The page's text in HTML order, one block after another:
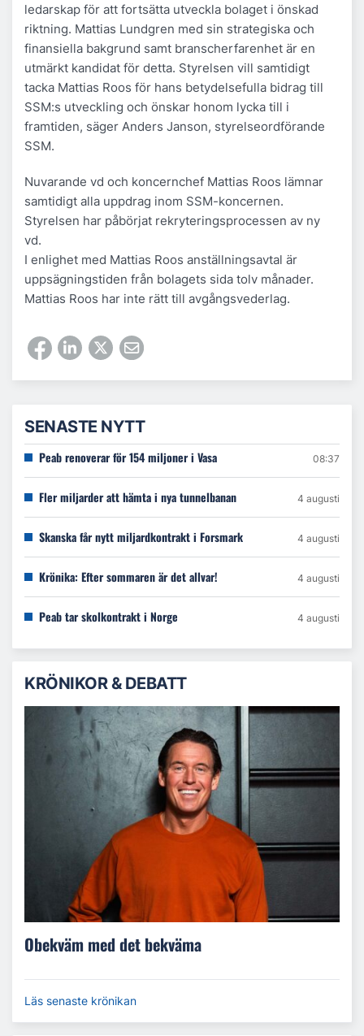
ledarskap för att fortsätta utveckla bolaget i önskad
riktning. Mattias Lundgren med sin strategiska och
finansiella bakgrund samt branscherfarenhet är en
utmärkt kandidat för detta. Styrelsen vill samtidigt
tacka Mattias Roos för hans betydelsefulla bidrag till
SSM:s utveckling och önskar honom lycka till i
framtiden, säger Anders Janson, styrelseordförande
SSM.
Nuvarande vd och koncernchef Mattias Roos lämnar
samtidigt alla uppdrag inom SSM-koncernen.
Styrelsen har påbörjat rekryteringsprocessen av ny
vd.
I enlighet med Mattias Roos anställningsavtal är
uppsägningstiden från bolagets sida tolv månader.
Mattias Roos har inte rätt till avgångsvederlag.
SENASTE NYTT
Peab renoverar för 154 miljoner i Vasa 08:37
Fler miljarder att hämta i nya tunnelbanan 4 augusti
Skanska får nytt miljardkontrakt i Forsmark 4 augusti
Krönika: Efter sommaren är det allvar! 4 augusti
Peab tar skolkontrakt i Norge 4 augusti
KRÖNIKOR & DEBATT
Obekväm med det bekväma
Läs senaste krönikan